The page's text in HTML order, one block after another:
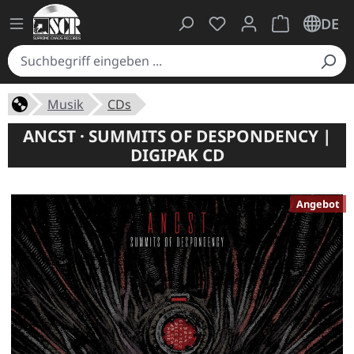
Du hast 0 Produkte
Warenkorb
DE
Musik CDs
ANCST · SUMMITS OF DESPONDENCY |
DIGIPAK CD
Angebot